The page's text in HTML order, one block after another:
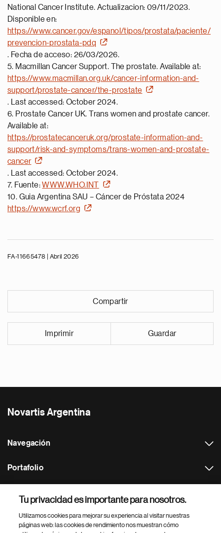
National Cancer Institute. Actualizacion: 09/11/2023.
Disponible en:
https://www.cancer.gov/espanol/tipos/prostata/paciente/
prevencion-prostata-pdq
. Fecha de acceso: 26/03/2026.
5. Macmillan Cancer Support. The prostate. Available at:
https://www.macmillan.org.uk/cancer-information-and-
support/prostate-cancer/the-prostate
. Last accessed: October 2024.
6. Prostate Cancer UK. Trans women and prostate cancer.
Available at:
https://prostatecanceruk.org/prostate-information-and-
support/risk-and-symptoms/trans-women-and-prostate-
cancer
. Last accessed: October 2024.
7. Fuente:WWW.WHO.INT
10. Guia Argentina SAU – Cáncer de Próstata 2024
https://www.wcrf.org
FA-11665478 | Abril 2026
Compartir
Imprimir Guardar
Novartis Argentina
Navegación
Portafolio
Footer Site Search
Tu privacidad es importante para nosotros.
Utilizamos cookies para mejorar su experiencia al visitar nuestras
páginas web: las cookies de rendimiento nos muestran cómo